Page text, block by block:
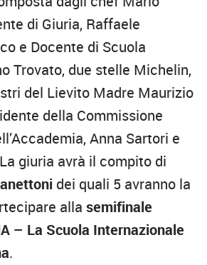
di Giuria, Raffaele
e Docente di Scuola
Trovato, due stelle Michelin,
del Lievito Madre Maurizio
della Commissione
Anna Sartori e
giuria avrà il compito di
dei quali 5 avranno la
alla semifinale
– La Scuola Internazionale
.